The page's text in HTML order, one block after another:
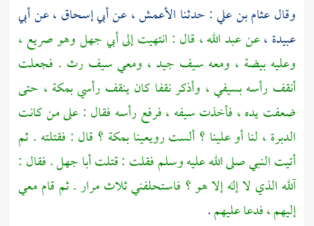
وقالعثام بن علي: حدثنا الأعمش ،عنأبي إسحاق ،عنأبي
عبيدة ،عنعبد الله ، قال : انتهيت إلىأبي جهلوهوصريع ،
وعليه بيضة ، ومعه سيف جيد ، ومعي سيف رث . فجعلت
أنقف رأسه بسيفي ، وأذكر نقفا كان ينقف رأسيبمكة ، حتى
ضعفت يده ، فأخذت سيفه ، فرفع رأسه فقال : على من كانت
الدبرة ، لنا أو علينا ؟ ألست رويعينابمكة ؟ قال : فقتلته . ثم
أتيت النبي صلى الله عليه وسلم فقلت : قتلتأبا جهل. فقال :
آلله الذي لا إله إلا هو ؟ فاستحلفني ثلاث مرار . ثم قام معي
إليهم ، فدعا عليهم.